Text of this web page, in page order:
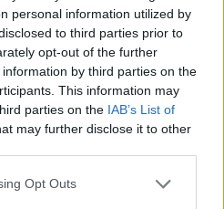
personal information utilized by
to third parties prior to
opt-out of the further
by third parties on the
This information may
parties on the IAB’s List of
may further disclose it to other
Opt Outs